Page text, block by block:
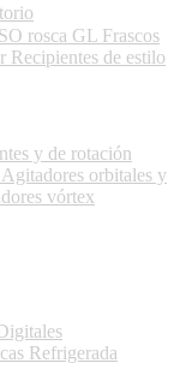
rosca GL Frascos
Recipientes de estilo
y de rotación
Agitadores orbitales y
vórtex
Refrigerada